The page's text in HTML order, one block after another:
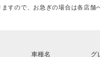
すので、お急ぎの場合は各店舗
車種名 グ